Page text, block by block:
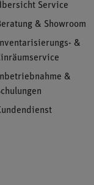
Service
& Showroom
&
&